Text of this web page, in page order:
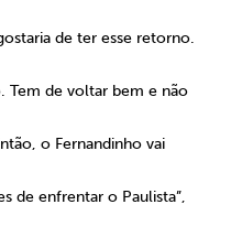
de ter esse retorno.
Tem de voltar bem e não
o Fernandinho vai
de enfrentar o Paulista”,